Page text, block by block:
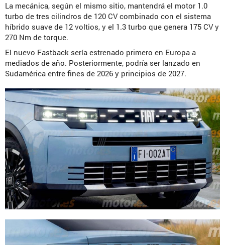
La mecánica, según el mismo sitio, mantendrá el motor 1.0
turbo de tres cilindros de 120 CV combinado con el sistema
híbrido suave de 12 voltios, y el 1.3 turbo que genera 175 CV y
270 Nm de torque.
El nuevo Fastback sería estrenado primero en Europa a
mediados de año. Posteriormente, podría ser lanzado en
Sudamérica entre fines de 2026 y principios de 2027.